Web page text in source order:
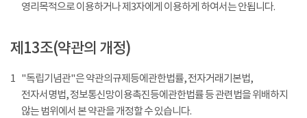
영리목적으로 이용하거나 제3자에게 이용하게 하여서는 안됩니다.
제13조(약관의 개정)
1 "독립기념관"은 약관의규제등에관한법률, 전자거래기본법,
전자서명법, 정보통신망이용촉진등에관한법률 등 관련법을 위배하지
않는 범위에서 본 약관을 개정할 수 있습니다.